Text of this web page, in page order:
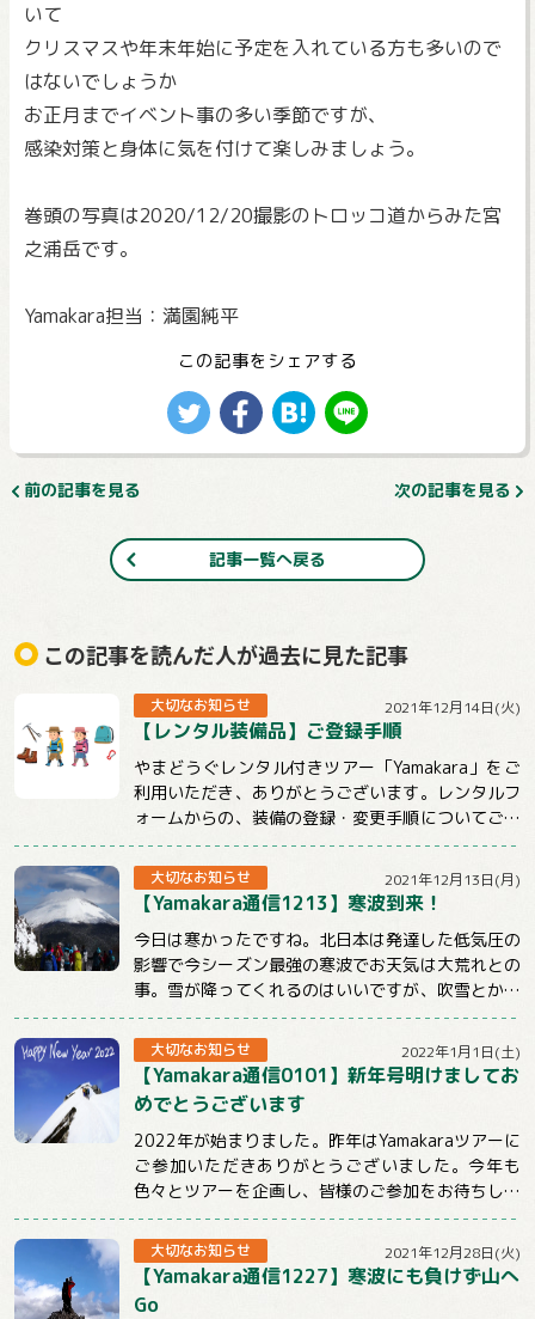
いて
クリスマスや年末年始に予定を入れている方も多いので
はないでしょうか
お正月までイベント事の多い季節ですが、
感染対策と身体に気を付けて楽しみましょう。
巻頭の写真は2020/12/20撮影のトロッコ道からみた宮
之浦岳です。
Yamakara担当：満園純平
この記事をシェアする
前の記事を見る 次の記事を見る
記事一覧へ戻る
この記事を読んだ人が過去に見た記事
大切なお知らせ 2021年12月14日(火)
【レンタル装備品】ご登録手順
やまどうぐレンタル付きツアー「Yamakara」をご
利用いただき、ありがとうございます。レンタルフ
ォームからの、装備の登録・変更手順についてご説
明させていただきます。【注意事項】★ツ...
大切なお知らせ 2021年12月13日(月)
【Yamakara通信1213】寒波到来！
今日は寒かったですね。北日本は発達した低気圧の
影響で今シーズン最強の寒波でお天気は大荒れとの
事。雪が降ってくれるのはいいですが、吹雪とかは
ちょっと。。。明日からも冷えるようですので山...
大切なお知らせ 2022年1月1日(土)
【Yamakara通信0101】新年号明けましてお
めでとうございます
2022年が始まりました。昨年はYamakaraツアーに
ご参加いただきありがとうございました。今年も
色々とツアーを企画し、皆様のご参加をお待ちして
おります。引き続きYamakaraを...
大切なお知らせ 2021年12月28日(火)
【Yamakara通信1227】寒波にも負けず山へ
Go